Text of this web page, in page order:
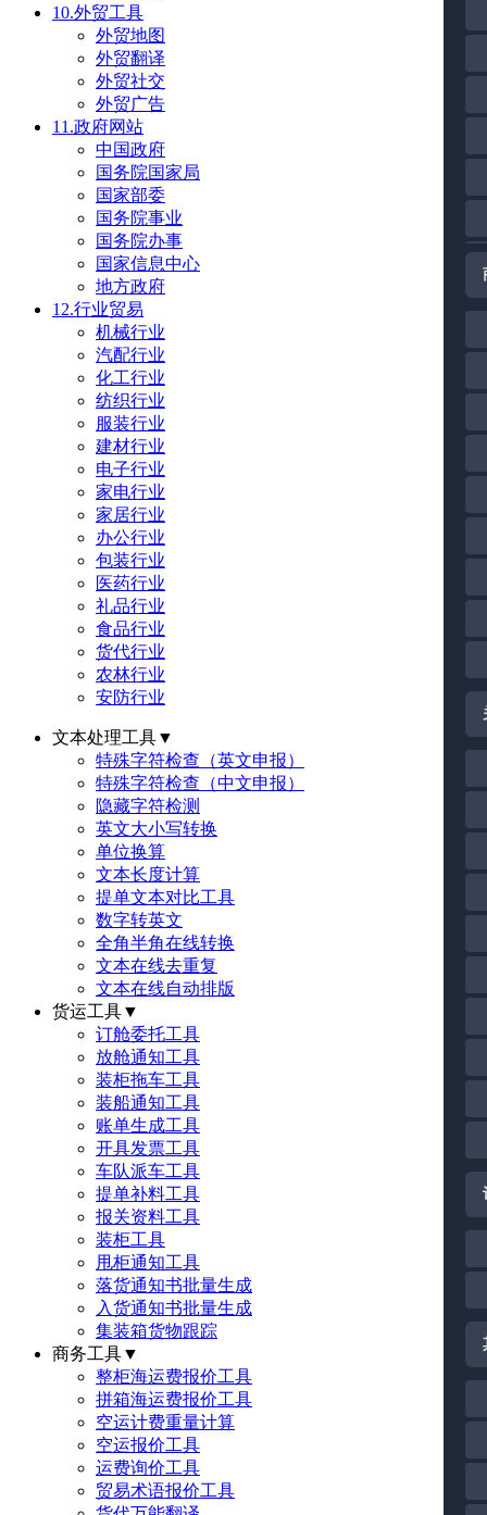
10.外贸工具
外贸地图
外贸翻译
外贸社交
外贸广告
11.政府网站
中国政府
国务院国家局
国家部委
国务院事业
国务院办事
国家信息中心
地方政府
12.行业贸易
机械行业
汽配行业
化工行业
纺织行业
服装行业
建材行业
电子行业
家电行业
家居行业
办公行业
包装行业
医药行业
礼品行业
食品行业
货代行业
农林行业
安防行业
文本处理工具▼
特殊字符检查（英文申报）
特殊字符检查（中文申报）
隐藏字符检测
英文大小写转换
单位换算
文本长度计算
提单文本对比工具
数字转英文
全角半角在线转换
文本在线去重复
文本在线自动排版
货运工具▼
订舱委托工具
放舱通知工具
装柜拖车工具
装船通知工具
账单生成工具
开具发票工具
车队派车工具
提单补料工具
报关资料工具
装柜工具
甩柜通知工具
落货通知书批量生成
入货通知书批量生成
集装箱货物跟踪
商务工具▼
整柜海运费报价工具
拼箱海运费报价工具
空运计费重量计算
空运报价工具
运费询价工具
贸易术语报价工具